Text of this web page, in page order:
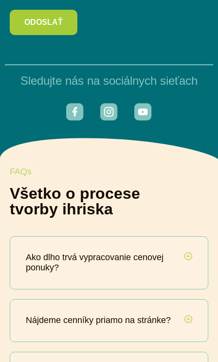
ODOSLAŤ
Sledujte nás na sociálnych sieťach
FAQs
Všetko o procese
tvorby ihriska
Ako dlho trvá vypracovanie cenovej
ponuky?
Nájdeme cenníky priamo na stránke?